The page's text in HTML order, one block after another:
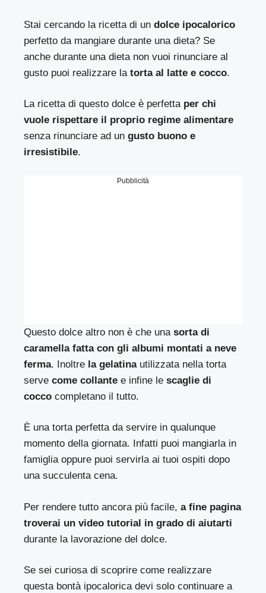
Stai cercando la ricetta di undolce ipocalorico
perfetto da mangiare durante una dieta? Se
anche durante una dieta non vuoi rinunciare al
gusto puoi realizzare latorta al latte e cocco.
La ricetta di questo dolce è perfettaper chi
vuole rispettare il proprio regime alimentare
senza rinunciare ad ungusto buono e
irresistibile.
Pubblicità
Questo dolce altro non è che una sorta di
caramella fatta con gli albumi montati a neve
ferma. Inoltre la gelatinautilizzata nella torta
servecome collante e infine lescaglie di
cocco completano il tutto.
È una torta perfetta da servire in qualunque
momento della giornata. Infatti puoi mangiarla in
famiglia oppure puoi servirla ai tuoi ospiti dopo
una succulenta cena.
Per rendere tutto ancora più facile,a fine pagina
troverai un video tutorial in grado di aiutarti
durante la lavorazione del dolce.
Se sei curiosa di scoprire come realizzare
questa bontà ipocalorica devi solo continuare a